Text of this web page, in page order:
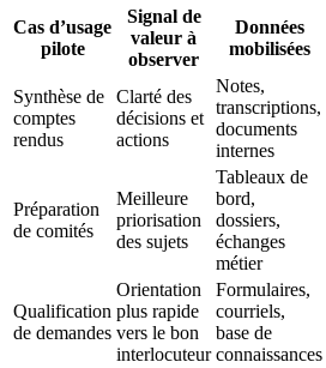
Cas d’usage
pilote
Signal de
valeur à
observer
Données
mobilisées
Synthèse de
comptes
rendus
Clarté des
décisions et
actions
Notes,
transcriptions,
documents
internes
Préparation
de comités
Meilleure
priorisation
des sujets
Tableaux de
bord,
dossiers,
échanges
métier
Qualification
de demandes
Orientation
plus rapide
vers le bon
interlocuteur
Formulaires,
courriels,
base de
connaissances